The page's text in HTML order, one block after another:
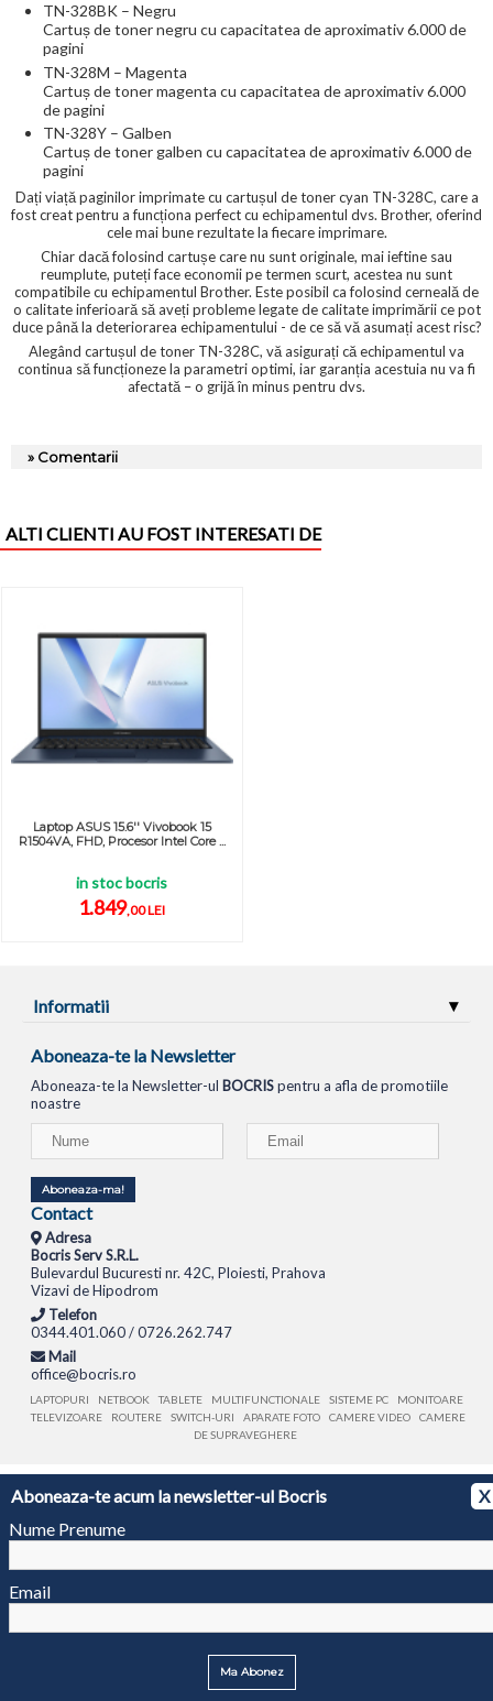
Aboneaza-te acum la newsletter-ul Bocris
X
Nume Prenume
Email
Ma Abonez
TN-328BK – Negru
Cartuș de toner negru cu capacitatea de aproximativ 6.000 de
pagini
TN-328M – Magenta
Cartuș de toner magenta cu capacitatea de aproximativ 6.000
de pagini
TN-328Y – Galben
Cartuș de toner galben cu capacitatea de aproximativ 6.000 de
pagini
Dați viață paginilor imprimate cu cartușul de toner cyan TN-328C, care a
fost creat pentru a funcționa perfect cu echipamentul dvs. Brother, oferind
cele mai bune rezultate la fiecare imprimare.
Chiar dacă folosind cartușe care nu sunt originale, mai ieftine sau
reumplute, puteți face economii pe termen scurt, acestea nu sunt
compatibile cu echipamentul Brother. Este posibil ca folosind cerneală de
o calitate inferioară să aveți probleme legate de calitate imprimării ce pot
duce până la deteriorarea echipamentului - de ce să vă asumați acest risc?
Alegând cartușul de toner TN-328C, vă asigurați că echipamentul va
continua să funcționeze la parametri optimi, iar garanția acestuia nu va fi
afectată – o grijă în minus pentru dvs.
» Comentarii
ALTI CLIENTI AU FOST INTERESATI DE
Laptop ASUS 15.6'' Vivobook 15
R1504VA, FHD, Procesor Intel Core ...
in stoc bocris
1.849,00 LEI
Informatii
Aboneaza-te la Newsletter
Aboneaza-te la Newsletter-ul BOCRISpentru a afla de promotiile
noastre
Aboneaza-ma!
Contact
Adresa
Bocris Serv S.R.L.
Bulevardul Bucuresti nr. 42C, Ploiesti, Prahova
Vizavi de Hipodrom
Telefon
0344.401.060 / 0726.262.747
Mail
office@bocris.ro
LAPTOPURI NETBOOK TABLETE MULTIFUNCTIONALE SISTEME PC
MONITOARE
TELEVIZOARE
ROUTERE SWITCH-URI APARATE FOTO CAMERE VIDEO
CAMERE
DE SUPRAVEGHERE